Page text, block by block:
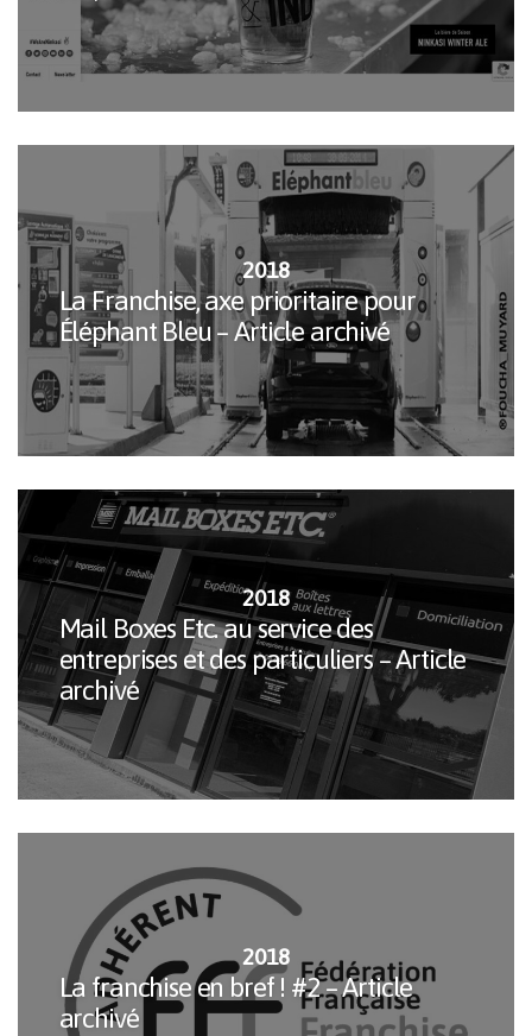
2018
La Franchise, axe prioritaire pour
Éléphant Bleu – Article archivé
2018
Mail Boxes Etc. au service des
entreprises et des particuliers – Article
archivé
2018
La franchise en bref ! #2 – Article
archivé